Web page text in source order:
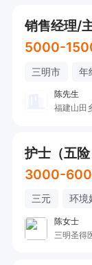
销售经理/
5000-
三明市 年
陈先生
福建山田
护士（五
3000-
三元 环境
陈女士
三明圣得